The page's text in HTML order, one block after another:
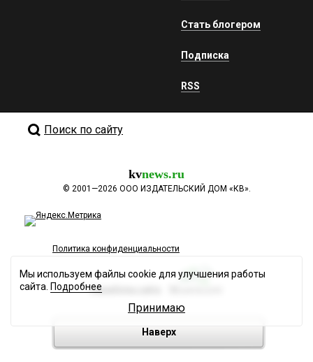
Стать блогером
Подписка
RSS
Поиск по сайту
kvnews.ru
© 2001—2026 ООО ИЗДАТЕЛЬСКИЙ ДОМ «КВ».
Политика конфиденциальности
Разработка сайта
Наверх
Мы используем файлы cookie для улучшения работы
сайта. Подробнее
Принимаю